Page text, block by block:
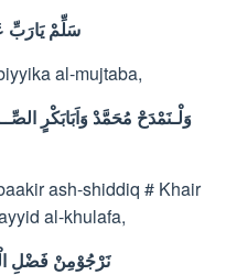
سَلِّمْ يَارَبِّ
al-mujtaba,
وَلْـنَمْدَحْ مُحَمَّدْ وَاَبَابَكْرٍ
ash-shiddiq # Khair
al-khulafa,
نَرْجُوْمِنْ فَضْلِ